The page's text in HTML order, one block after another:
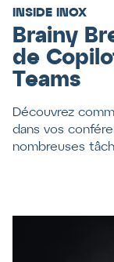
INSIDE INOX
Brainy
de
Teams
Découvrez
dans vos
nombreuses